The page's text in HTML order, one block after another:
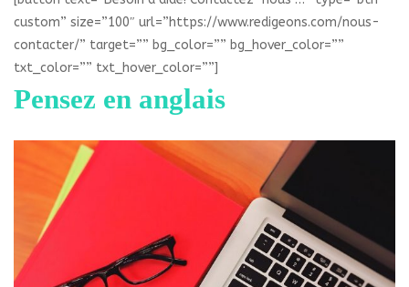
custom” size=”100″ url=”https://www.redigeons.com/nous-
contacter/” target=”” bg_color=”” bg_hover_color=””
txt_color=”” txt_hover_color=””]
Pensez en anglais